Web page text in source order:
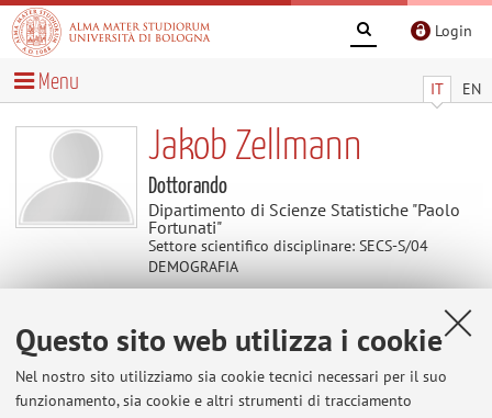
Questo sito web utilizza i cookie
Nel nostro sito utilizziamo sia cookie tecnici necessari per il suo
funzionamento, sia cookie e altri strumenti di tracciamento
Login
IT EN
Menu
Jakob Zellmann
Dottorando
Dipartimento di Scienze Statistiche "Paolo
Fortunati"
Settore scientifico disciplinare: SECS-S/04
DEMOGRAFIA
Contatti
E-mail: jakob.zellmann@unibo.it